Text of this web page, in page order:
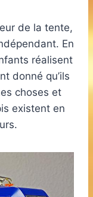
de la tente,
En
réalisent
donné qu’ils
choses et
existent en